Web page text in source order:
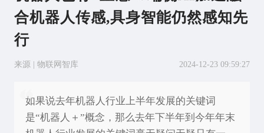
合机器人传感,具身智能仍然感知先
行
来源 | 物联网智库 2024-12-23 09:59:27
如果说去年机器人行业上半年发展的关键词
是“机器人＋”概念，那么去年下半年到今年年末